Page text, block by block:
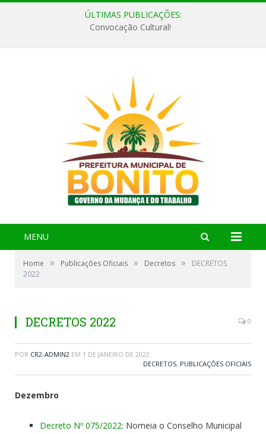
ÚLTIMAS PUBLICAÇÕES:
Convocação Cultural!
MENU
Home » Publicações Oficiais » Decretos »
DECRETOS
2022
DECRETOS 2022 0
POR CR2-ADMIN2 EM 1 DE JANEIRO DE 2022
DECRETOS, PUBLICAÇÕES OFICIAIS
Dezembro
Decreto Nº 075/2022: Nomeia o Conselho Municipal